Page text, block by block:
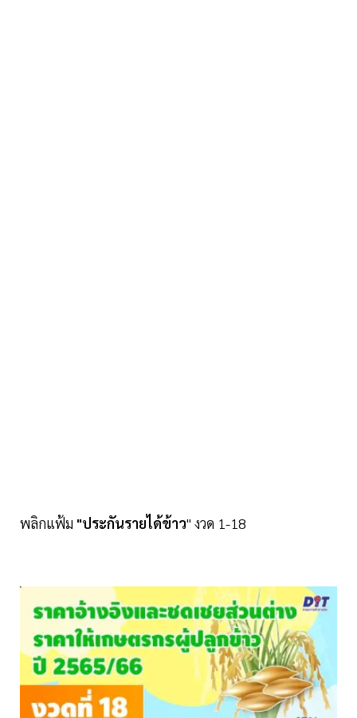
พลิกแฟ้ม "ประกันรายได้ข้าว" งวด 1-18